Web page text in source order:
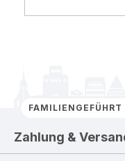
Zahlung &